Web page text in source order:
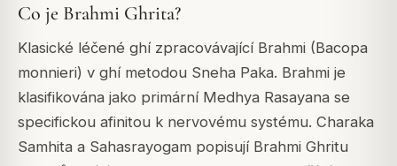
Co je Brahmi Ghrita?
Klasické léčené ghí zpracovávající Brahmi (Bacopa
monnieri) v ghí metodou Sneha Paka. Brahmi je
klasifikována jako primární Medhya Rasayana se
specifickou afinitou k nervovému systému. Charaka
Samhita a Sahasrayogam popisují Brahmi Ghritu